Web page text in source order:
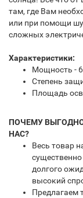
там, где Вам
или при помощи
сложных
Характеристики:
Мощность -
Степень
Площадь
ПОЧЕМУ
НАС?
Весь товар
долгого
высокий
Предлагаем